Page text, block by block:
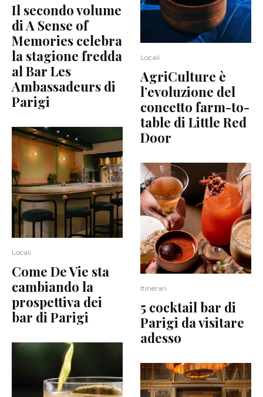
Il secondo volume
di A Sense of
Memories celebra
la stagione fredda
al Bar Les
Ambassadeurs di
Parigi
Locali
Come De Vie sta
cambiando la
prospettiva dei
bar di Parigi
Locali
AgriCulture è
l’evoluzione del
concetto farm-to-
table di Little Red
Door
Itinerari
5 cocktail bar di
Parigi da visitare
adesso